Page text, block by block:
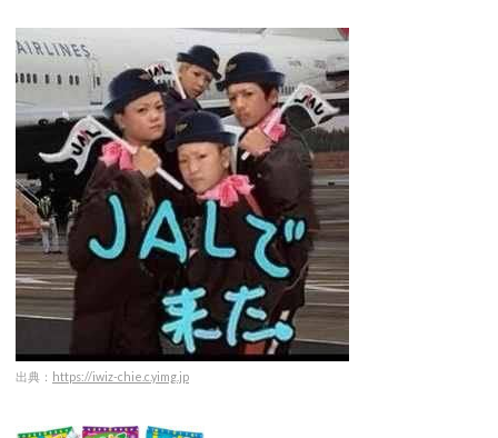
出典： https://iwiz-chie.c.yimg.jp